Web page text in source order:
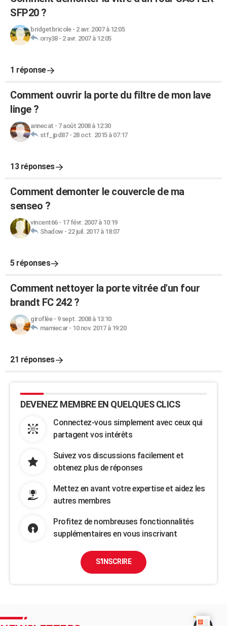
SFP20 ?
bridgetbricole- 2 avr. 2007 à 12:05
orry38- 2 avr. 2007 à 12:05
1 réponse
Comment ouvrir la porte du filtre de mon lave
linge ?
annecat - 7 août 2008 à 12:30
stf_jpd87- 28 oct. 2015 à 07:17
13 réponses
Comment demonter le couvercle de ma
senseo ?
vincent66- 17 févr. 2007 à 10:19
Shadow- 22 juil. 2017 à 18:07
5 réponses
Comment nettoyer la porte vitrée d'un four
brandt FC 242 ?
giroflée- 9 sept. 2008 à 13:10
mamiecar- 10 nov. 2017 à 19:20
21 réponses
DEVENEZ MEMBRE EN QUELQUES CLICS
Connectez-vous simplement avec ceux qui
partagent vos intérêts
Suivez vos discussions facilement et
obtenez plus de réponses
Mettez en avant votre expertise et aidez les
autres membres
Profitez de nombreuses fonctionnalités
supplémentaires en vous inscrivant
S'INSCRIRE